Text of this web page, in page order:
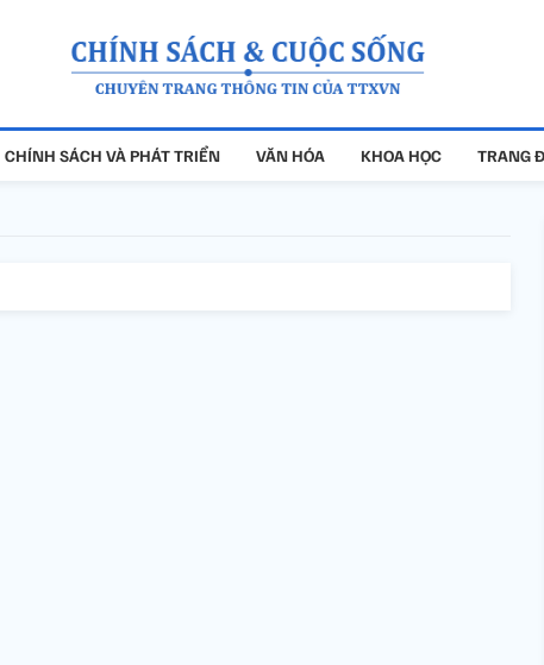
CHÍNH SÁCH VÀ PHÁT TRIỂN VĂN HÓA KHOA HỌC TRANG